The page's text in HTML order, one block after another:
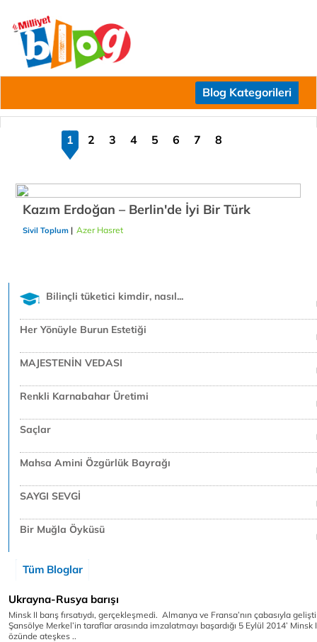
Blog Kategorileri
1 2 3 4 5 6 7 8
Kazım Erdoğan – Berlin'de İyi Bir Türk
Sivil Toplum | Azer Hasret
Bilinçli tüketici kimdir, nasıl...
Her Yönüyle Burun Estetiği
MAJESTENİN VEDASI
Renkli Karnabahar Üretimi
Saçlar
Mahsa Amini Özgürlük Bayrağı
SAYGI SEVGİ
Bir Muğla Öyküsü
Tüm Bloglar
Ukrayna-Rusya barışı
Minsk II barış fırsatıydı, gerçekleşmedi. Almanya ve Fransa’nın çabasıyla
Şansölye Merkel’in taraflar arasında imzalatmayı başardığı 5 Eylül 2014’ Minsk
özünde ateşkes ..